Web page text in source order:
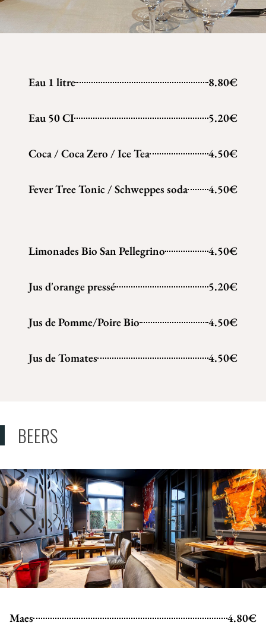
Eau 1 litre 8.80€
Eau 50 CI 5.20€
Coca / Coca Zero / Ice Tea 4.50€
Fever Tree Tonic / Schweppes soda 4.50€
Limonades Bio San Pellegrino 4.50€
Jus d'orange pressé 5.20€
Jus de Pomme/Poire Bio 4.50€
Jus de Tomates 4.50€
BEERS
Maes 4.80€